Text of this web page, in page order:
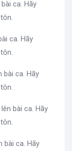
ca. Hãy
ca. Hãy
bài ca. Hãy
bài ca. Hãy
bài ca. Hãy